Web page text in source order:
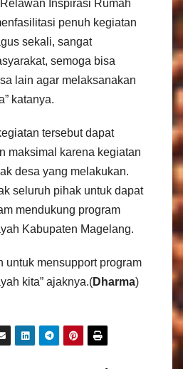
Inspirasi Rumah
penuh kegiatan
sekali, sangat
semoga bisa
lain agar melaksanakan
katanya.
tersebut dapat
maksimal karena kegiatan
desa yang melakukan.
seluruh pihak untuk dapat
mendukung program
Kabupaten Magelang.
untuk mensupport program
kita” ajaknya.(Dharma)